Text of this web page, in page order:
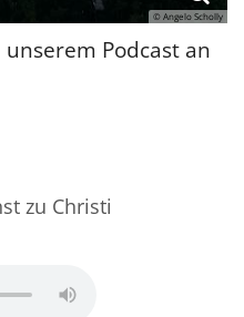
© Angelo Scholly
Podcast an
zu Christi